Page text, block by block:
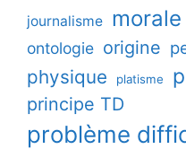
journalisme morale
ontologie origine
physique platisme
principe TD
problème